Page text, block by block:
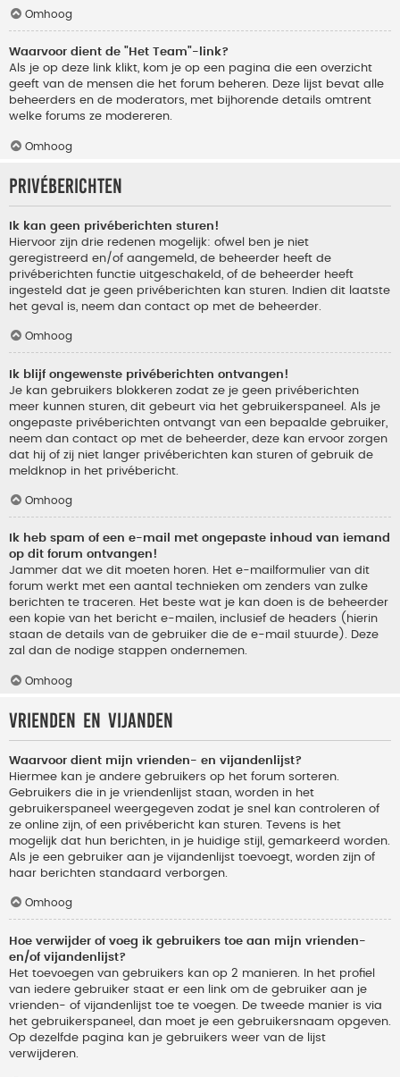
Omhoog
Waarvoor dient de "Het Team"-link?
Als je op deze link klikt, kom je op een pagina die een overzicht
geeft van de mensen die het forum beheren. Deze lijst bevat alle
beheerders en de moderators, met bijhorende details omtrent
welke forums ze modereren.
Omhoog
Privéberichten
Ik kan geen privéberichten sturen!
Hiervoor zijn drie redenen mogelijk: ofwel ben je niet
geregistreerd en/of aangemeld, de beheerder heeft de
privéberichten functie uitgeschakeld, of de beheerder heeft
ingesteld dat je geen privéberichten kan sturen. Indien dit laatste
het geval is, neem dan contact op met de beheerder.
Omhoog
Ik blijf ongewenste privéberichten ontvangen!
Je kan gebruikers blokkeren zodat ze je geen privéberichten
meer kunnen sturen, dit gebeurt via het gebruikerspaneel. Als je
ongepaste privéberichten ontvangt van een bepaalde gebruiker,
neem dan contact op met de beheerder, deze kan ervoor zorgen
dat hij of zij niet langer privéberichten kan sturen of gebruik de
meldknop in het privébericht.
Omhoog
Ik heb spam of een e-mail met ongepaste inhoud van iemand
op dit forum ontvangen!
Jammer dat we dit moeten horen. Het e-mailformulier van dit
forum werkt met een aantal technieken om zenders van zulke
berichten te traceren. Het beste wat je kan doen is de beheerder
een kopie van het bericht e-mailen, inclusief de headers (hierin
staan de details van de gebruiker die de e-mail stuurde). Deze
zal dan de nodige stappen ondernemen.
Omhoog
Vrienden en vijanden
Waarvoor dient mijn vrienden- en vijandenlijst?
Hiermee kan je andere gebruikers op het forum sorteren.
Gebruikers die in je vriendenlijst staan, worden in het
gebruikerspaneel weergegeven zodat je snel kan controleren of
ze online zijn, of een privébericht kan sturen. Tevens is het
mogelijk dat hun berichten, in je huidige stijl, gemarkeerd worden.
Als je een gebruiker aan je vijandenlijst toevoegt, worden zijn of
haar berichten standaard verborgen.
Omhoog
Hoe verwijder of voeg ik gebruikers toe aan mijn vrienden-
en/of vijandenlijst?
Het toevoegen van gebruikers kan op 2 manieren. In het profiel
van iedere gebruiker staat er een link om de gebruiker aan je
vrienden- of vijandenlijst toe te voegen. De tweede manier is via
het gebruikerspaneel, dan moet je een gebruikersnaam opgeven.
Op dezelfde pagina kan je gebruikers weer van de lijst
verwijderen.